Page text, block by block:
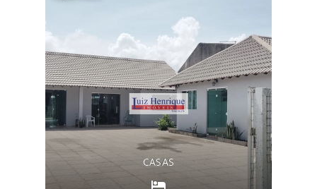
CASAS